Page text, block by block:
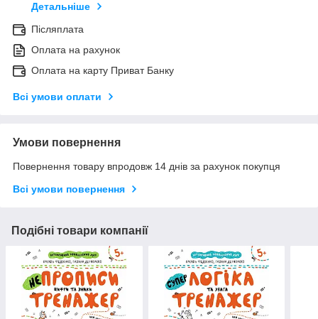
Детальніше
Післяплата
Оплата на рахунок
Оплата на карту Приват Банку
Всі умови оплати
Умови повернення
Повернення товару впродовж 14 днів за рахунок покупця
Всі умови повернення
Подібні товари компанії